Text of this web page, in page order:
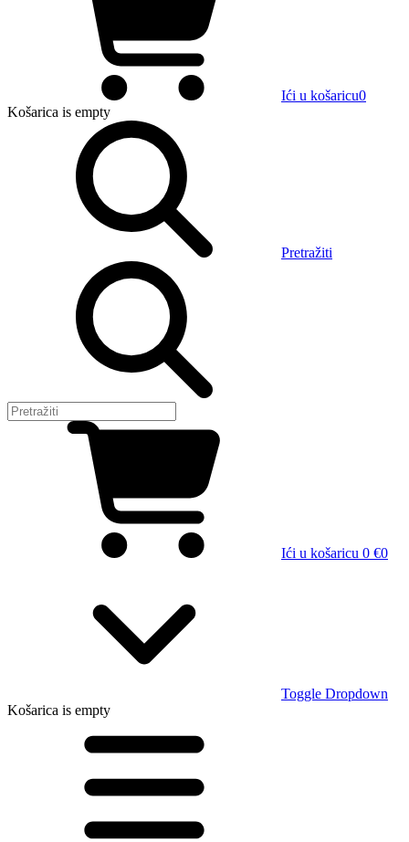
Ići u košaricu0
Košarica is empty
Pretražiti
Ići u košaricu 0 €0
Toggle Dropdown
Košarica is empty